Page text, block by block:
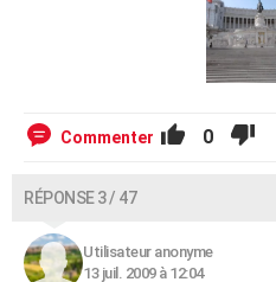
Commenter 0
RÉPONSE 3 / 47
Utilisateur anonyme
13 juil. 2009 à 12:04